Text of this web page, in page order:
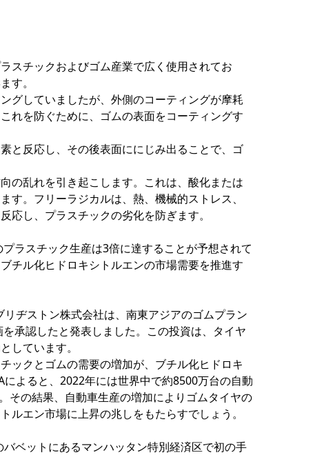
スチックおよびゴム産業で広く使用されてお
す。
グしていましたが、外側のコーティングが摩耗
れを防ぐために、ゴムの表面をコーティングす
と反応し、その後表面ににじみ出ることで、ゴ
の乱れを引き起こします。これは、酸化または
。フリーラジカルは、熱、機械的ストレス、
応し、プラスチックの劣化を防ぎます。
ラスチック生産は3倍に達することが予想されて
チル化ヒドロキシトルエンの市場需要を推進す
ヂストン株式会社は、南東アジアのゴムプラン
承認したと発表しました。この投資は、タイヤ
しています。
ックとゴムの需要の増加が、ブチル化ヒドロキ
よると、2022年には世界中で約8500万台の自動
その結果、自動車生産の増加によりゴムタイヤの
エン市場に上昇の兆しをもたらすでしょう。
ベットにあるマンハッタン特別経済区で初の手